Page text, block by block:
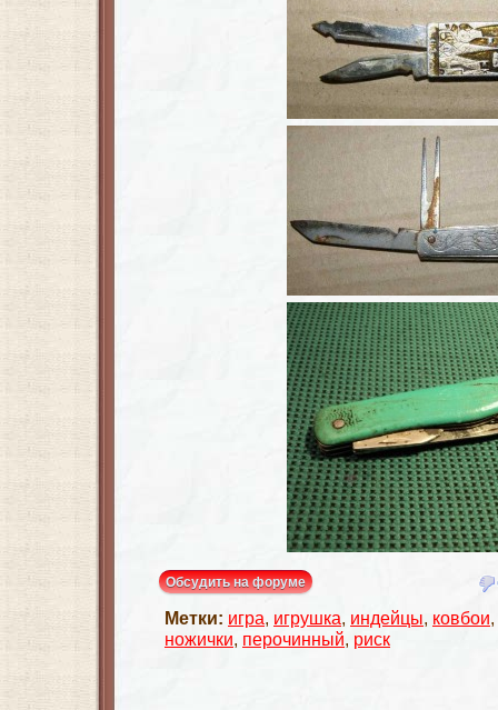
Обсудить на форуме
Метки: игра, игрушка, индейцы, ковбои,
ножички, перочинный, риск